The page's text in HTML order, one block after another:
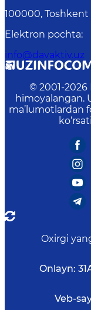
100000, Toshkent
Elektron pochta:
info@davaktiv.uz
© 2001-2026
himoyalangan.
ma’lumotlardan
Oxirgi
Onlayn: 31
Veb-